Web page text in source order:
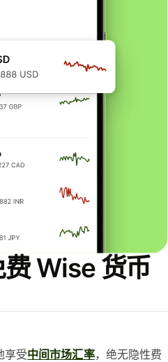
Wise 货币
享受中间市场汇率，绝无隐性费